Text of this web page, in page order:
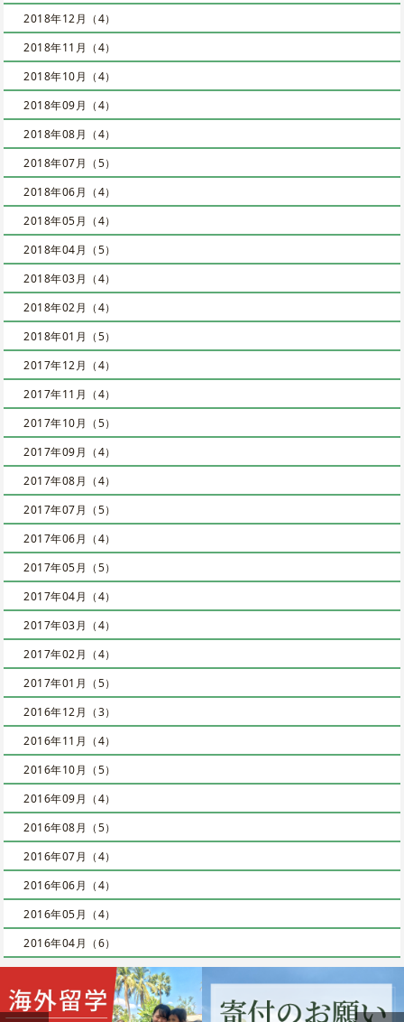
2018年12月（4）
2018年11月（4）
2018年10月（4）
2018年09月（4）
2018年08月（4）
2018年07月（5）
2018年06月（4）
2018年05月（4）
2018年04月（5）
2018年03月（4）
2018年02月（4）
2018年01月（5）
2017年12月（4）
2017年11月（4）
2017年10月（5）
2017年09月（4）
2017年08月（4）
2017年07月（5）
2017年06月（4）
2017年05月（5）
2017年04月（4）
2017年03月（4）
2017年02月（4）
2017年01月（5）
2016年12月（3）
2016年11月（4）
2016年10月（5）
2016年09月（4）
2016年08月（5）
2016年07月（4）
2016年06月（4）
2016年05月（4）
2016年04月（6）